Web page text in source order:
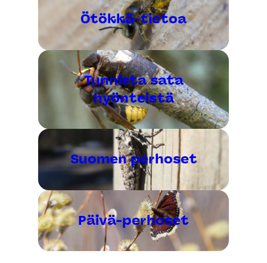
Ötökkä-tietoa
Tunnista sata
hyönteistä
Suomen perhoset
Päivä-perhoset